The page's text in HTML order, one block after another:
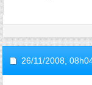
26/11/2008,